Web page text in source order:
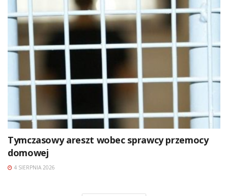
Tymczasowy areszt wobec sprawcy przemocy
domowej
4 SIERPNIA 2026